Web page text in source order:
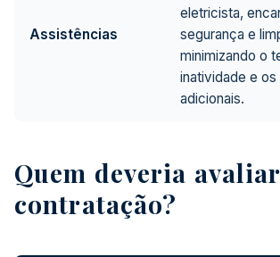
Assistências
eletricista,
segurança e
minimizando o
inatividade e
adicionais.
Quem deveria
contratação?